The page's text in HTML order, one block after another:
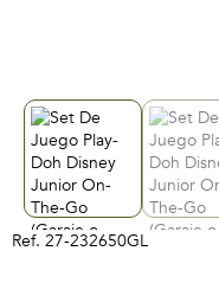
Ref. 27-232650GL